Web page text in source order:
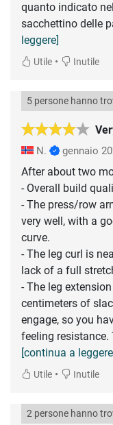
quanto indicato
sacchettino delle
leggere]
Utile • Inutile
5 persone hanno
N. gennaio
After about two
- Overall build
- The press/row
very well, with a
curve.
- The leg curl is
lack of a full
- The leg
centimeters of
engage, so you
feeling
[continua a
Utile • Inutile
2 persone hanno